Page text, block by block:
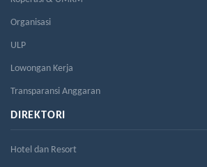
Organisasi
ULP
Lowongan Kerja
Transparansi Anggaran
DIREKTORI
Hotel dan Resort